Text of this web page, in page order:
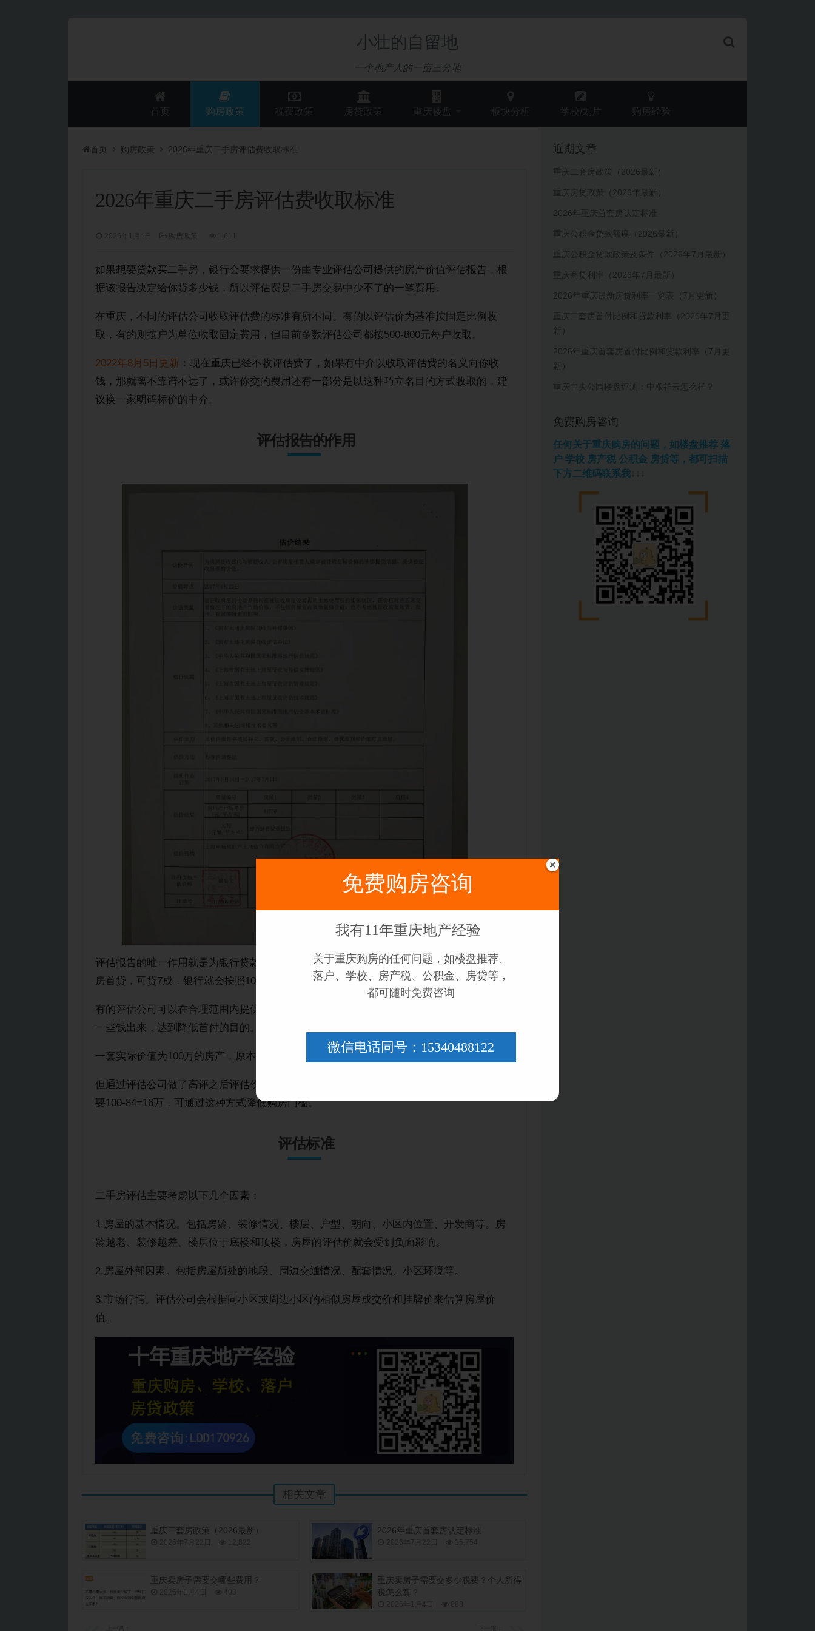
小壮的自留地
一个地产人的一亩三分地
首页 购房政策 税费政策 房贷政策 重庆楼盘 板块分析 学校/划片 购房经验
首页 购房政策 2026年重庆二手房评估费收取标准
2026年重庆二手房评估费收取标准
如果想要贷款买二手房，银行会要求提供一份由专业评估公司提供的房产价值评估报告，根
据该报告决定给你贷多少钱，所以评估费是二手房交易中少不了的一笔费用。
在重庆，不同的评估公司收取评估费的标准有所不同。有的以评估价为基准按固定比例收
取，有的则按户为单位收取固定费用，但目前多数评估公司都按500-800元每户收取。
2022年8月5日更新 ：现在重庆已经不收评估费了，如果有中介以收取评估费的名义向你收
钱，那就离不靠谱不远了，或许你交的费用还有一部分是以这种巧立名目的方式收取的，建
议换一家明码标价的中介。
评估报告的作用
评估报告的唯一作用就是为银行贷款提供参考。如你要买的房产评估价为100万，而你是首
房首贷，可贷7成，银行就会按照100*70%的标准给你贷款，也就是70万。
有的评估公司可以在合理范围内提供高评服务，也就是提高房产的评估价，进而从银行多贷
一些钱出来，达到降低首付的目的。如：
一套实际价值为100万的房产，原本只能从银行贷70万出来，首付款需要30万；
但通过评估公司做了高评之后评估价变为120万，则可以从银行贷120*70%=84万，首付款需
要100-84=16万，可通过这种方式降低购房门槛。
评估标准
二手房评估主要考虑以下几个因素：
1.房屋的基本情况。包括房龄、装修情况、楼层、户型、朝向、小区内位置、开发商等。房
龄越老、装修越差、楼层位于底楼和顶楼，房屋的评估价就会受到负面影响。
2.房屋外部因素。包括房屋所处的地段、周边交通情况、配套情况、小区环境等。
3.市场行情。评估公司会根据同小区或周边小区的相似房屋成交价和挂牌价来估算房屋价
值。
相关文章
重庆二套房政策（2026最新） 2026年重庆首套房认定标准
重庆卖房子需要交哪些费用？
重庆卖房子需要交多少税费？个人所得
税怎么算？
近期文章
重庆二套房政策（2026最新）
重庆房贷政策（2026年最新）
2026年重庆首套房认定标准
重庆公积金贷款额度（2026最新）
重庆公积金贷款政策及条件（2026年7月最新）
重庆商贷利率（2026年7月最新）
2026年重庆最新房贷利率一览表（7月更新）
重庆二套房首付比例和贷款利率（2026年7月更
2026年重庆首套房首付比例和贷款利率（7月更
重庆中央公园楼盘评测：中粮祥云怎么样？
免费购房咨询
任何关于重庆购房的问题，如楼盘推荐 落
户 学校 房产税 公积金 房贷等，都可扫描
下方二维码联系我
免费购房咨询
我有11年重庆地产经验
关于重庆购房的任何问题，如楼盘推荐、
落户、学校、房产税、公积金、房贷等，
都可随时免费咨询
微信电话同号：15340488122